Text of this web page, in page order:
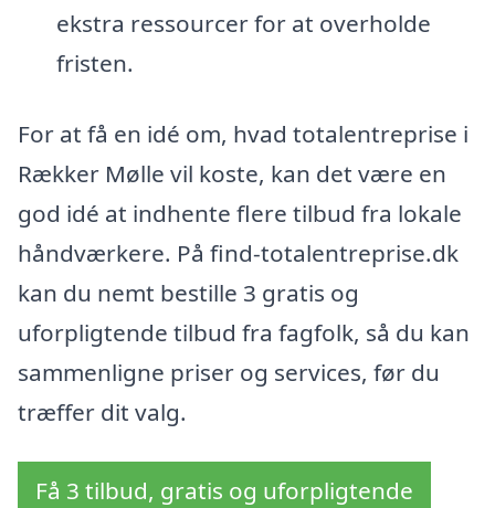
ekstra ressourcer for at overholde
fristen.
For at få en idé om, hvad totalentreprise i
Rækker Mølle vil koste, kan det være en
god idé at indhente flere tilbud fra lokale
håndværkere. På find-totalentreprise.dk
kan du nemt bestille 3 gratis og
uforpligtende tilbud fra fagfolk, så du kan
sammenligne priser og services, før du
træffer dit valg.
Få 3 tilbud, gratis og uforpligtende